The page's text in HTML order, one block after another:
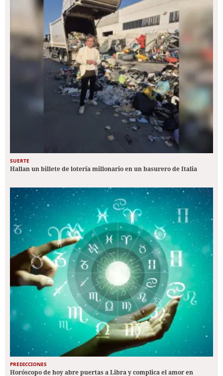
SUERTE
Hallan un billete de lotería millonario en un basurero de Italia
PREDICCIONES
Horóscopo de hoy abre puertas a Libra y complica el amor en